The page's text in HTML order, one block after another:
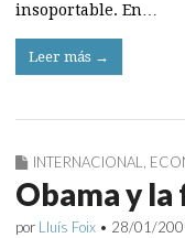
insoportable. En…
Leer más →
INTERNACIONAL
Obama y
por Lluís Foix • 28/01/